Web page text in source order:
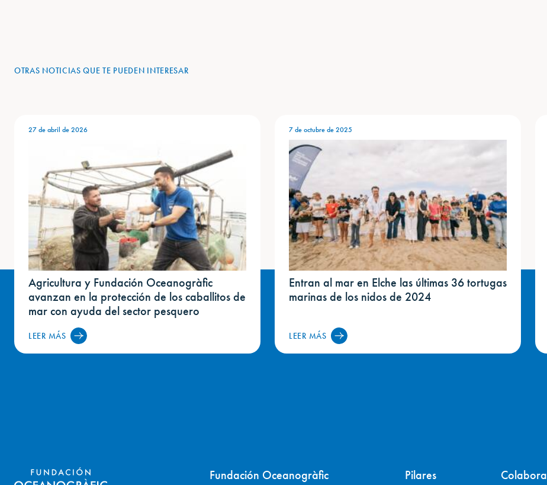
OTRAS NOTICIAS QUE TE PUEDEN INTERESAR
27 de abril de 2026
Agricultura y Fundación Oceanogràfic
avanzan en la protección de los caballitos de
mar con ayuda del sector pesquero
LEER MÁS
7 de octubre de 2025
Entran al mar en Elche las últimas 36 tortugas
marinas de los nidos de 2024
LEER MÁS
Fundación Oceanogràfic Pilares Colabora